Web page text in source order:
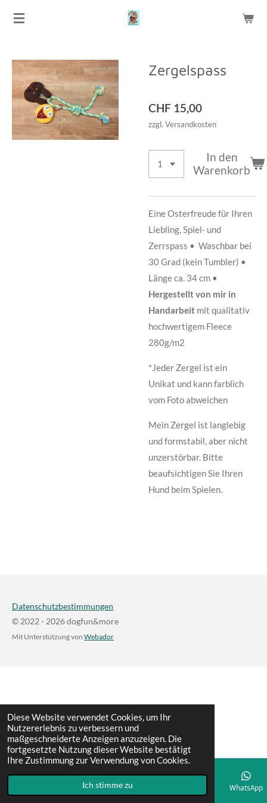
Diese Website verwendet Cookies, um Ihr
Nutzererlebnis zu verbessern und
maßgeschneiderte Anzeigen anzuzeigen. Die
fortgesetzte Nutzung dieser Website bestätigt
Ihre Zustimmung zur Verwendung von Cookies.
Ich stimme zu
Zum
Zergelspass
CHF 15,00
zzgl. Versandkosten
In den
Warenkorb
Eine Osterfreude für Ihren
Liebling, Spiel- und
Zerrspass • Waschbar bei
30 Grad (kein Tumbler) •
Länge ca. 34 cm •
Hergestellt von mir in
Handarbeit mit qualitativ
hochwertigem Fleece
280g/m2
*Jeder Zergel ist ein
Unikat und kann farblich
vom Foto abweichen
Mein Zergel ist langlebig
und formstabil, aber nicht
unzerstörbar. Bitte
beaufsichtigen Sie Ihren
Hund beim Spielen.
Datenschutzbestimmungen
© 2022 - 2026 dogfun&more
Mit Unterstützung von Webador
WhatsApp